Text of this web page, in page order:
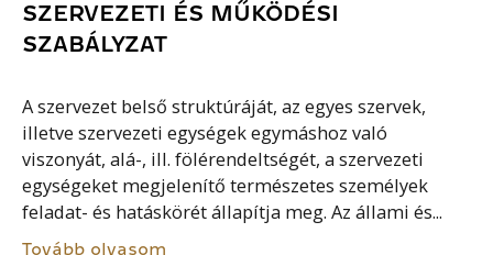
SZERVEZETI ÉS MŰKÖDÉSI
SZABÁLYZAT
A szervezet belső struktúráját, az egyes szervek,
illetve szervezeti egységek egymáshoz való
viszonyát, alá-, ill. fölérendeltségét, a szervezeti
egységeket megjelenítő természetes személyek
feladat- és hatáskörét állapítja meg. Az állami és...
Tovább olvasom